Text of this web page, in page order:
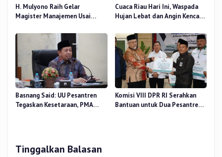
H. Mulyono Raih Gelar
Magister Manajemen Usai
Terhadap Beban Kerja
Cuaca Riau Hari Ini, Waspada
Hujan Lebat dan Angin Kencang
Basnang Said: UU Pesantren
Tegaskan Kesetaraan, PMA
Komisi VIII DPR RI Serahkan
Bantuan untuk Dua Pesantren
Tinggalkan Balasan